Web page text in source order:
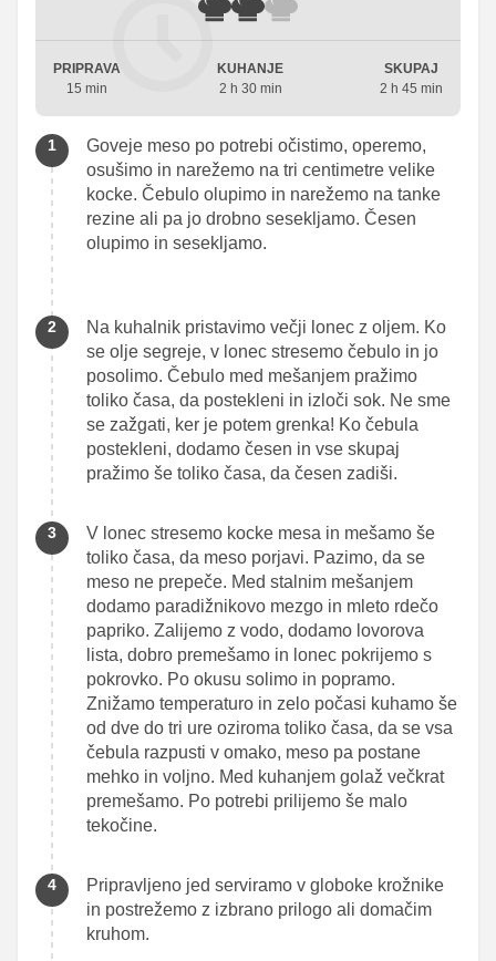
PRIPRAVA
15 min
KUHANJE
2 h 30 min
SKUPAJ
2 h 45 min
Goveje meso po potrebi očistimo, operemo,
osušimo in narežemo na tri centimetre velike
kocke. Čebulo olupimo in narežemo na tanke
rezine ali pa jo drobno sesekljamo. Česen
olupimo in sesekljamo.
Na kuhalnik pristavimo večji lonec z oljem. Ko
se olje segreje, v lonec stresemo čebulo in jo
posolimo. Čebulo med mešanjem pražimo
toliko časa, da postekleni in izloči sok. Ne sme
se zažgati, ker je potem grenka! Ko čebula
postekleni, dodamo česen in vse skupaj
pražimo še toliko časa, da česen zadiši.
V lonec stresemo kocke mesa in mešamo še
toliko časa, da meso porjavi. Pazimo, da se
meso ne prepeče. Med stalnim mešanjem
dodamo paradižnikovo mezgo in mleto rdečo
papriko. Zalijemo z vodo, dodamo lovorova
lista, dobro premešamo in lonec pokrijemo s
pokrovko. Po okusu solimo in popramo.
Znižamo temperaturo in zelo počasi kuhamo še
od dve do tri ure oziroma toliko časa, da se vsa
čebula razpusti v omako, meso pa postane
mehko in voljno. Med kuhanjem golaž večkrat
premešamo. Po potrebi prilijemo še malo
tekočine.
Pripravljeno jed serviramo v globoke krožnike
in postrežemo z izbrano prilogo ali domačim
kruhom.